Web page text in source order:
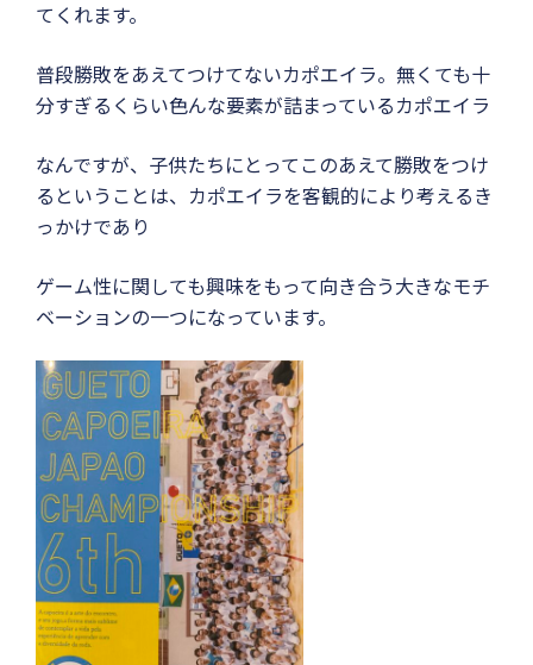
てくれます。
普段勝敗をあえてつけてないカポエイラ。無くても十
分すぎるくらい色んな要素が詰まっているカポエイラ
なんですが、子供たちにとってこのあえて勝敗をつけ
るということは、カポエイラを客観的により考えるき
っかけであり
ゲーム性に関しても興味をもって向き合う大きなモチ
ベーションの一つになっています。